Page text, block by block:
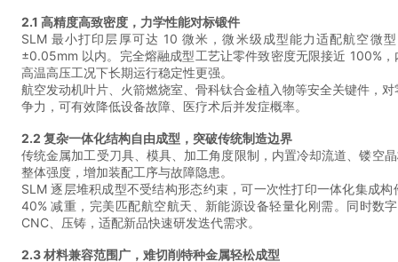
2.1 高精度高致密度，力学性能对标锻件
SLM 最小打印层厚可达 10 微米，微米级成型能力适配航空微
±0.05mm 以内。完全熔融成型工艺让零件致密度无限接近 100%
高温高压工况下长期运行稳定性更强。
航空发动机叶片、火箭燃烧室、骨科钛合金植入物等安全关键件，
争力，可有效降低设备故障、医疗术后并发症概率。
2.2 复杂一体化结构自由成型，突破传统制造边界
传统金属加工受刀具、模具、加工角度限制，内置冷却流道、镂空
整体强度，增加装配工序与故障隐患。
SLM 逐层堆积成型不受结构形态约束，可一次性打印一体化集成
40% 减重，完美匹配航空航天、新能源设备轻量化刚需。同时数
CNC、压铸，适配新品快速研发迭代需求。
2.3 材料兼容范围广，难切削特种金属轻松成型